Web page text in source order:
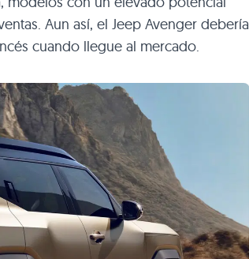
Aun así, el Jeep Avenger debería
cuando llegue al mercado.